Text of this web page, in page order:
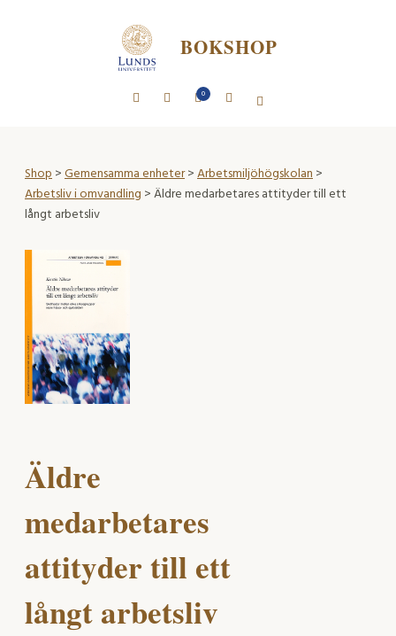
BOKSHOP
0
Shop>Gemensamma enheter>Arbetsmiljöhögskolan>
Arbetsliv i omvandling > Äldre medarbetares attityder till ett
långt arbetsliv
Äldre
medarbetares
attityder till ett
långt arbetsliv